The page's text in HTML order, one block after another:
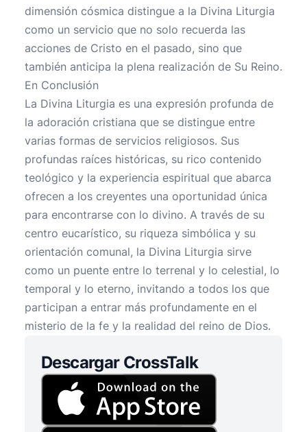
dimensión cósmica distingue a la Divina Liturgia
como un servicio que no solo recuerda las
acciones de Cristo en el pasado, sino que
también anticipa la plena realización de Su Reino.
En Conclusión
La Divina Liturgia es una expresión profunda de
la adoración cristiana que se distingue entre
varias formas de servicios religiosos. Sus
profundas raíces históricas, su rico contenido
teológico y la experiencia espiritual que abarca
ofrecen a los creyentes una oportunidad única
para encontrarse con lo divino. A través de su
centro eucarístico, su riqueza simbólica y su
orientación comunal, la Divina Liturgia sirve
como un puente entre lo terrenal y lo celestial, lo
temporal y lo eterno, invitando a todos los que
participan a entrar más profundamente en el
misterio de la fe y la realidad del reino de Dios.
Descargar CrossTalk